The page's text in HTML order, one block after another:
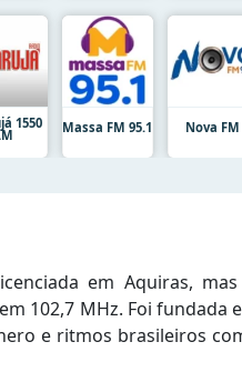
1550 Massa FM 95.1 Nova FM
em Aquiras,
102,7 MHz. Foi fundada
e ritmos brasileiros